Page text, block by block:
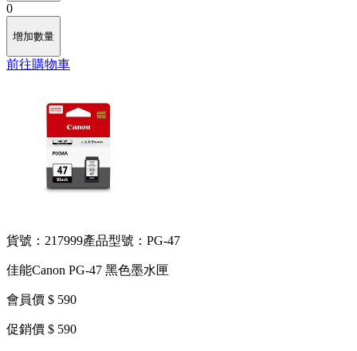
0
增加數量
前往購物車
貨號：217999產品型號：PG-47
佳能Canon PG-47 黑色墨水匣
會員價 $ 590
促銷價 $ 590